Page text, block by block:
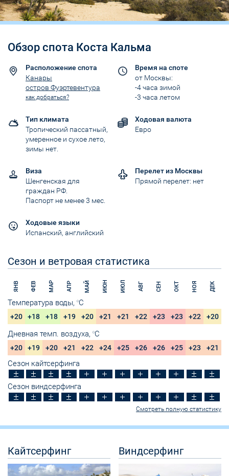
Обзор спота Коста Кальма
Расположение спота
Канары
остров Фуэртевентура
как добраться?
Время на споте
от Москвы:
-4 часа зимой
-3 часа летом
Тип климата
Тропический пассатный,
умеренное и сухое лето,
зимы нет.
Ходовая валюта
Евро
Виза
Шенгенская для
граждан РФ.
Паспорт не менее 3 мес.
Перелет из Москвы
Прямой перелет: нет
Ходовые языки
Испанский, английский
Сезон и ветровая статистика
ЯНВ ФЕВ МАР АПР МАЙ ИЮН ИЮЛ АВГ СЕН ОКТ НОЯ ДЕК
Температура воды, OC
+20 +18 +18 +19 +20 +21 +21 +22 +23 +23 +22 +20
Дневная темп. воздуха, OC
+20 +19 +20 +21 +22 +24 +25 +26 +26 +25 +23 +21
Сезон кайтсерфинга
Сезон виндсерфинга
Смотреть полную статистику
Кайтсерфинг Виндсерфинг